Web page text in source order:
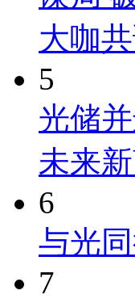
大咖
5
光储
未来新
6
与光
7